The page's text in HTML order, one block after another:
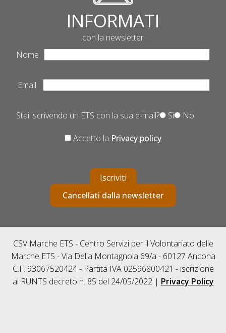
INFORMATI
con la newsletter
Nome
Email
Stai iscrivendo un ETS con la sua e-mail? Sì No
Accetto la Privacy policy
Iscriviti
Cancellati dalla newsletter
CSV Marche ETS - Centro Servizi per il Volontariato delle
Marche ETS - Via Della Montagnola 69/a - 60127 Ancona
C.F. 93067520424 - Partita IVA 02596800421 - iscrizione
al RUNTS decreto n. 85 del 24/05/2022 | Privacy Policy